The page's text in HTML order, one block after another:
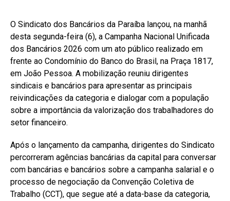
O Sindicato dos Bancários da Paraíba lançou, na manhã
desta segunda-feira (6), a Campanha Nacional Unificada
dos Bancários 2026 com um ato público realizado em
frente ao Condomínio do Banco do Brasil, na Praça 1817,
em João Pessoa. A mobilização reuniu dirigentes
sindicais e bancários para apresentar as principais
reivindicações da categoria e dialogar com a população
sobre a importância da valorização dos trabalhadores do
setor financeiro.
Após o lançamento da campanha, dirigentes do Sindicato
percorreram agências bancárias da capital para conversar
com bancárias e bancários sobre a campanha salarial e o
processo de negociação da Convenção Coletiva de
Trabalho (CCT), que segue até a data-base da categoria,